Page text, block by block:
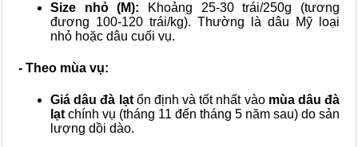
Size nhỏ (M): Khoảng 25-30 trái/250g (tương
đương 100-120 trái/kg). Thường là dâu Mỹ loại
nhỏ hoặc dâu cuối vụ.
- Theo mùa vụ:
Giá dâu đà lạtổn định và tốt nhất vào mùa dâu đà
lạt chính vụ (tháng 11 đến tháng 5 năm sau) do sản
lượng dồi dào.